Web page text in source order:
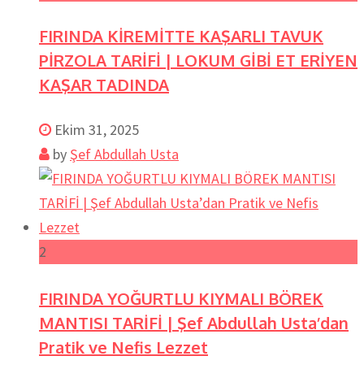
FIRINDA KİREMİTTE KAŞARLI TAVUK
PİRZOLA TARİFİ | LOKUM GİBİ ET ERİYEN
KAŞAR TADINDA
Ekim 31, 2025
by Şef Abdullah Usta
2
FIRINDA YOĞURTLU KIYMALI BÖREK
MANTISI TARİFİ | Şef Abdullah Usta’dan
Pratik ve Nefis Lezzet